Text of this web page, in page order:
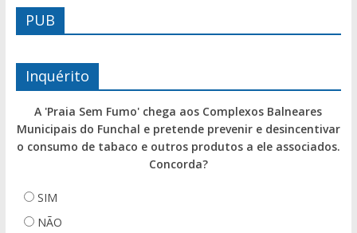
PUB
Inquérito
A 'Praia Sem Fumo' chega aos Complexos Balneares
Municipais do Funchal e pretende prevenir e desincentivar
o consumo de tabaco e outros produtos a ele associados.
Concorda?
SIM
NÃO